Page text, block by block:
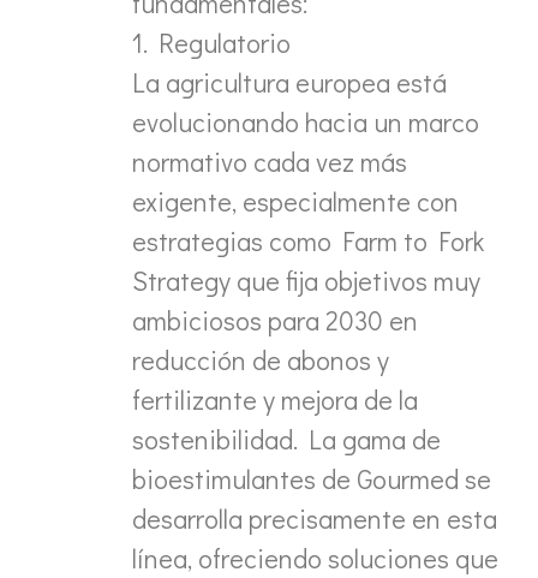
1. Regulatorio
La agricultura europea está
evolucionando hacia un marco
normativo cada vez más
exigente, especialmente con
estrategias como Farm to Fork
Strategy que fija objetivos muy
ambiciosos para 2030 en
reducción de abonos y
fertilizante y mejora de la
sostenibilidad. La gama de
bioestimulantes de Gourmed se
desarrolla precisamente en esta
línea, ofreciendo soluciones que